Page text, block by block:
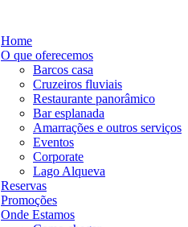
Home
O que oferecemos
Barcos casa
Cruzeiros fluviais
Restaurante panorâmico
Bar esplanada
Amarrações e outros serviços
Eventos
Corporate
Lago Alqueva
Reservas
Promoções
Onde Estamos